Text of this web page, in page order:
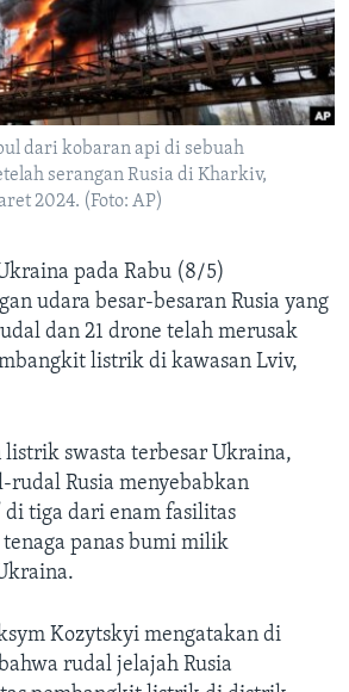
dari kobaran api di sebuah
serangan Rusia di Kharkiv,
2024. (Foto: AP)
pada Rabu (8/5)
udara besar-besaran Rusia yang
dan 21 drone telah merusak
listrik di kawasan Lviv,
listrik swasta terbesar Ukraina,
rudal Rusia menyebabkan
di tiga dari enam fasilitas
panas bumi milik
Kozytskyi mengatakan di
rudal jelajah Rusia